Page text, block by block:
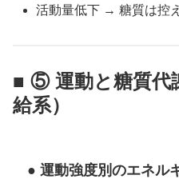
活動量低下 → 糖質は控
■ ⑤ 運動と糖質代
給系）
● 運動強度別のエネル